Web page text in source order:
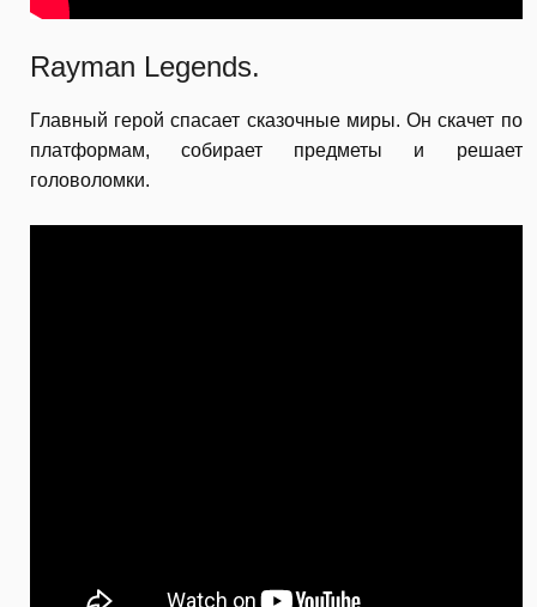
Rayman Legends.
Главный герой спасает сказочные миры. Он скачет по
платформам, собирает предметы и решает
головоломки.